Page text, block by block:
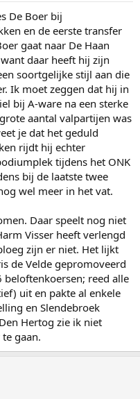
De Boer bij
en de eerste transfer
gaat naar De Haan
daar heeft hij zijn
soortgelijke stijl aan die
Ik moet zeggen dat hij in
bij A-ware na een sterke
aantal valpartijen was
je dat het geduld
rijdt hij echter
tijdens het ONK
bij de laatste twee
wel meer in het vat.
Daar speelt nog niet
Visser heeft verlengd
zijn er niet. Het lijkt
de Velde gepromoveerd
reed alle
uit en pakte al enkele
en Slendebroek
Hertog zie ik niet
gaan.